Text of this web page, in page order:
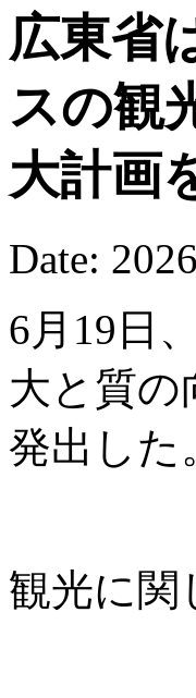
広東省
スの観
大計画
Date:
6月19日
大と質の
発出した
観光に関